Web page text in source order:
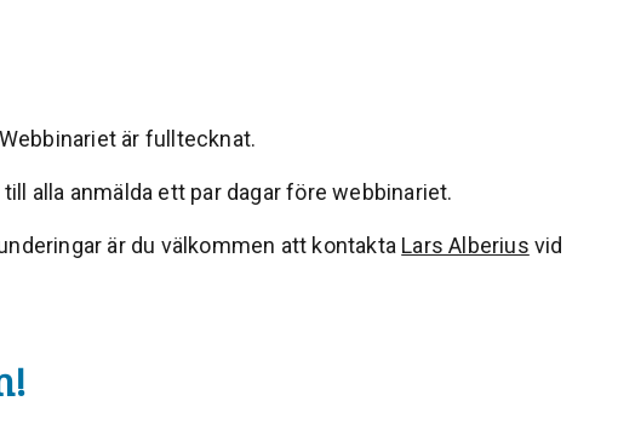
är fulltecknat.
alla anmälda ett par dagar före webbinariet.
är du välkommen att kontakta Lars Alberius vid